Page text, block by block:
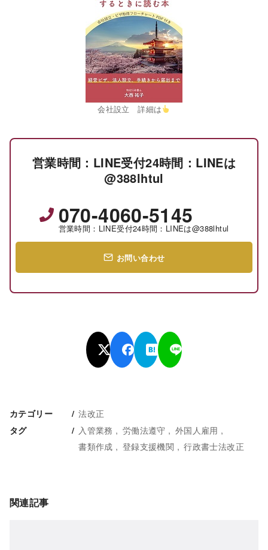
会社設立 詳細は
営業時間：LINE受付24時間：LINEは
@388lhtul
070-4060-5145
営業時間：LINE受付24時間：LINEは@388lhtul
お問い合わせ
カテゴリー 法改正
タグ 入管業務 労働法遵守
外国人雇用
書類作成
登録支援機関 行政書士法改正
関連記事